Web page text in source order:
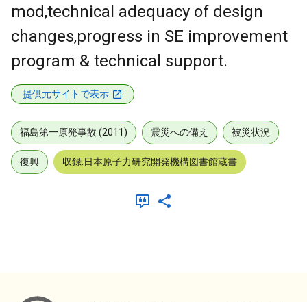
mod,technical adequacy of design
changes,progress in SE improvement
program & technical support.
提供元サイトで表示
福島第一原発事故 (2011) 震災への備え 被災状況
復興 収録:日本原子力研究開発機構図書館蔵書